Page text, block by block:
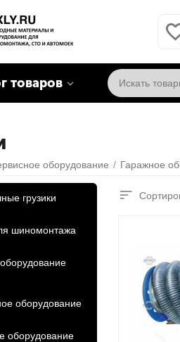
товаров
оборудование / Гаражное
грузики
шиномонтажа
оборудование
оборудование